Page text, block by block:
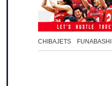
CHIBAJETS FUNABASHI